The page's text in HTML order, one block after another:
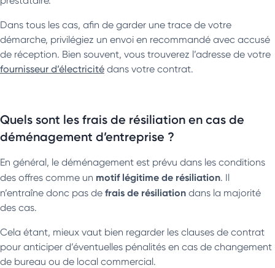
Dans tous les cas, afin de garder une trace de votre
démarche, privilégiez un envoi en recommandé avec accusé
de réception. Bien souvent, vous trouverez l’adresse de votre
fournisseur d’électricité dans votre contrat.
Quels sont les frais de résiliation en cas de
déménagement d’entreprise ?
En général, le déménagement est prévu dans les conditions
des offres comme un motif légitime de résiliation. Il
n’entraîne donc pas de frais de résiliation dans la majorité
des cas.
Cela étant, mieux vaut bien regarder les clauses de contrat
pour anticiper d’éventuelles pénalités en cas de changement
de bureau ou de local commercial.